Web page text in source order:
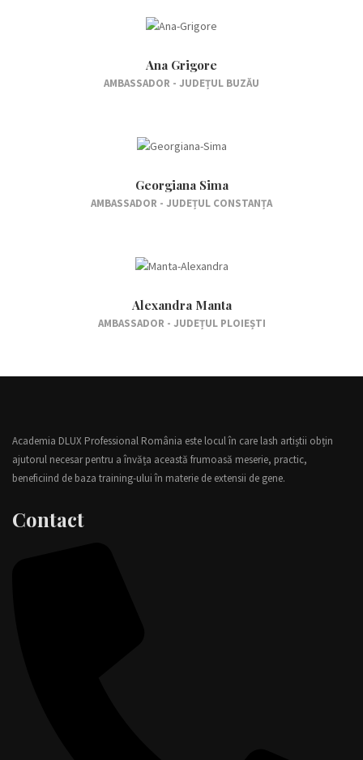
Ana Grigore
AMBASSADOR - JUDEȚUL BUZĂU
Georgiana Sima
AMBASSADOR - JUDEȚUL CONSTANȚA
Alexandra Manta
AMBASSADOR - JUDEȚUL PLOIEȘTI
Academia DLUX Professional România este locul în care lash artiștii obțin
ajutorul necesar pentru a învăța această frumoasă meserie, practic,
beneficiind de baza training-ului în materie de extensii de gene.
Contact